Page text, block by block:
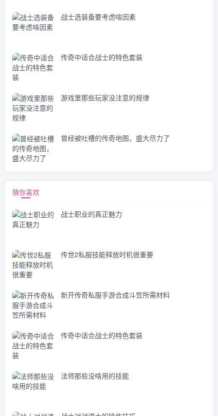
战士选装备要考虑啥因素
传奇中适合战士的特色套装
游戏里那些玩家没注意的规律
曾经被吐槽的传奇地图，盛大尽力了
猜你喜欢
战士职业的真正魅力
传世2私服技能释放时机很重要
新开传奇私服手游合成斗笠所需材料
传奇中适合战士的特色套装
法师那些没啥用的技能